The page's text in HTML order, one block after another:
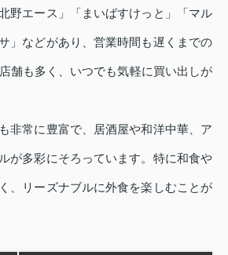
野エース」「まいばすけっと」「マル
」などがあり、営業時間も遅くまでの
舗も多く、いつでも気軽に買い出しが
非常に豊富で、居酒屋や和洋中華、ア
が多彩にそろっています。特に和食や
、リーズナブルに外食を楽しむことが